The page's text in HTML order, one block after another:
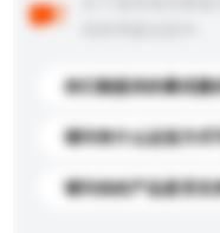
你们能提供的最优惠
请问有什么运送方式
请问你的产品是否支